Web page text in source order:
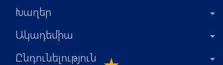
Խաղեր
Ակադեմիա
Ընդունելություն